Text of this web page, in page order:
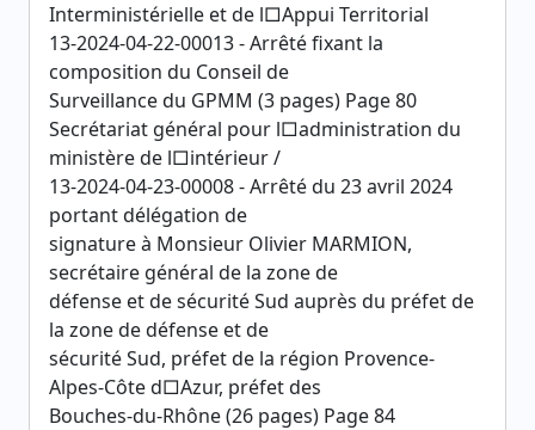
Interministérielle et de l□Appui Territorial
13-2024-04-22-00013 - Arrêté fixant la
composition du Conseil de
Surveillance du GPMM (3 pages) Page 80
Secrétariat général pour l□administration du
ministère de l□intérieur /
13-2024-04-23-00008 - Arrêté du 23 avril 2024
portant délégation de
signature à Monsieur Olivier MARMION,
secrétaire général de la zone de
défense et de sécurité Sud auprès du préfet de
la zone de défense et de
sécurité Sud, préfet de la région Provence-
Alpes-Côte d□Azur, préfet des
Bouches-du-Rhône (26 pages) Page 84